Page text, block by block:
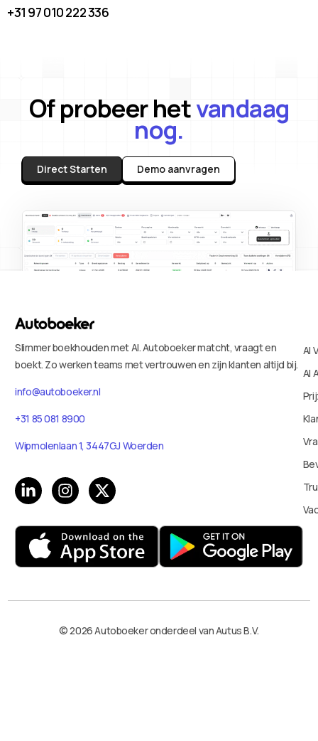
+31 97 010 222 336
Of probeer hetvandaag
nog.
Direct Starten Demo aanvragen
Slimmer boekhouden met AI. Autoboeker matcht, vraagt en
boekt. Zo werken teams met vertrouwen en zijn klanten altijd bij.
info@autoboeker.nl
+31 85 081 8900
Wipmolenlaan 1, 3447GJ Woerden
AI
AI
© 2026 Autoboeker onderdeel van Autus B.V.